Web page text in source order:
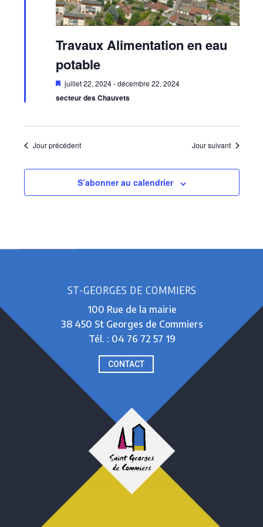
Travaux Alimentation en eau
potable
Mis
avant
juillet 22, 2024-décembre 22, 2024
secteur des Chauvets
Jour précédent Jour suivant
S’abonner au calendrier
ST-GEORGES DE COMMIERS
100 Rue de la mairie
38 450 St Georges de Commiers
Tél. : 04 76 72 57 19
CONTACT